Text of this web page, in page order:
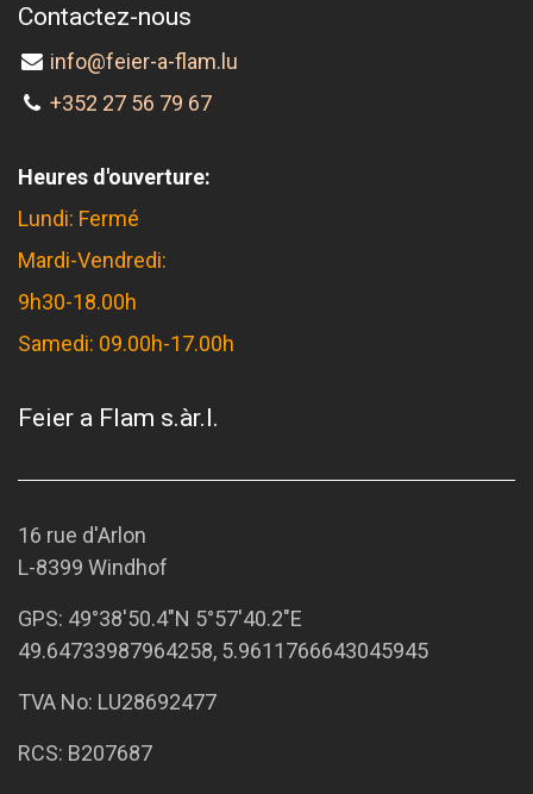
Contactez-nous
info@feier-a-flam.lu
+352 27 56 79 67
Heures d'ouverture:
Lundi: Fermé
Mardi-Vendredi:
9h30-18.00h
Samedi: 09.00h-17.00h
Feier a Flam s.àr.l.
16 rue d'Arlon
L-8399 Windhof
GPS: 49°38'50.4"N 5°57'40.2"E
49.64733987964258, 5.9611766643045945
TVA No: LU28692477
RCS: B207687